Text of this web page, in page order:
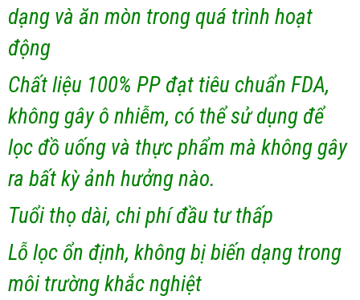
dạng và ăn mòn trong quá trình hoạt
động
Chất liệu 100% PP đạt tiêu chuẩn FDA,
không gây ô nhiễm, có thể sử dụng để
lọc đồ uống và thực phẩm mà không gây
ra bất kỳ ảnh hưởng nào.
Tuổi thọ dài, chi phí đầu tư thấp
Lỗ lọc ổn định, không bị biến dạng trong
môi trường khắc nghiệt